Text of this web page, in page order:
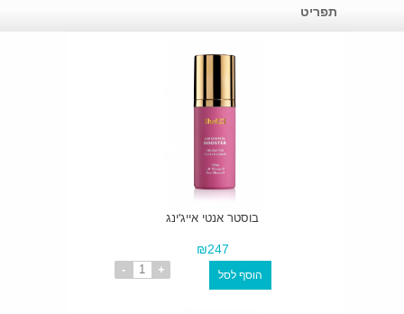
תפריט
בוסטר אנטי אייג'ינג
₪247